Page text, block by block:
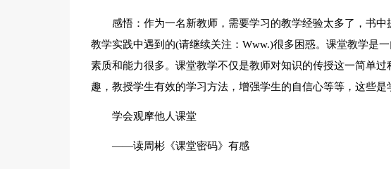
感悟：作为一名新教师，需要学习的教学经验太多了，书
教学实践中遇到的(请继续关注：Www.)很多困惑。课堂教学是
素质和能力很多。课堂教学不仅是教师对知识的传授这一简单
趣，教授学生有效的学习方法，增强学生的自信心等等，这些是
学会观摩他人课堂
——读周彬《课堂密码》有感